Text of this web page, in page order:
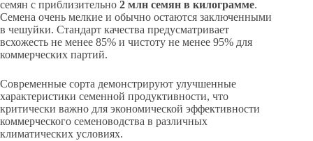
семян с приблизительно 2 млн семян в килограмме.
Семена очень мелкие и обычно остаются заключенными
в чешуйки. Стандарт качества предусматривает
всхожесть не менее 85% и чистоту не менее 95% для
коммерческих партий.
Современные сорта демонстрируют улучшенные
характеристики семенной продуктивности, что
критически важно для экономической эффективности
коммерческого семеноводства в различных
климатических условиях.